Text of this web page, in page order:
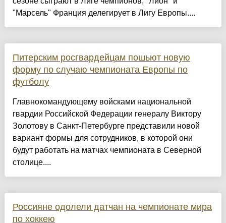
"Марсель" Франция делегирует в Лигу Европы....
Питерским росгвардейцам пошьют новую
форму по случаю чемпионата Европы по
футболу
Главнокомандующему войсками национальной
гвардии Российской Федерации генералу Виктору
Золотову в Санкт-Петербурге представили новой
вариант формы для сотрудников, в которой они
будут работать на матчах чемпионата в Северной
столице....
Россияне одолели датчан на чемпионате мира
по хоккею